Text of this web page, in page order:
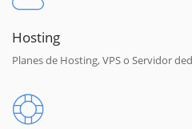
Hosting
Planes de Hosting, VPS o Servidor